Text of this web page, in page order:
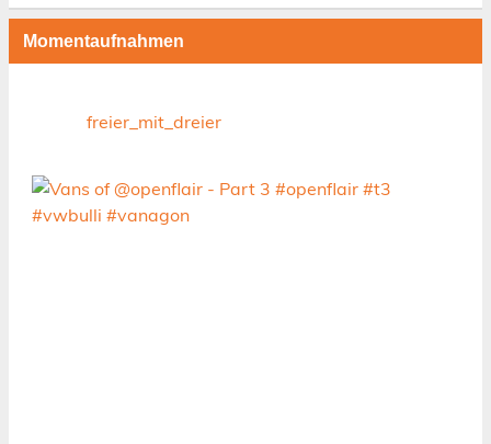
Momentaufnahmen
freier_mit_dreier